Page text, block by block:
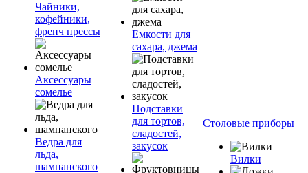
Чайники,
кофейники,
френч прессы
Аксессуары
сомелье
Ведра для
льда,
шампанского
Емкости для
сахара, джема
Подставки
для тортов,
сладостей,
закусок
Столовые приборы
Вилки